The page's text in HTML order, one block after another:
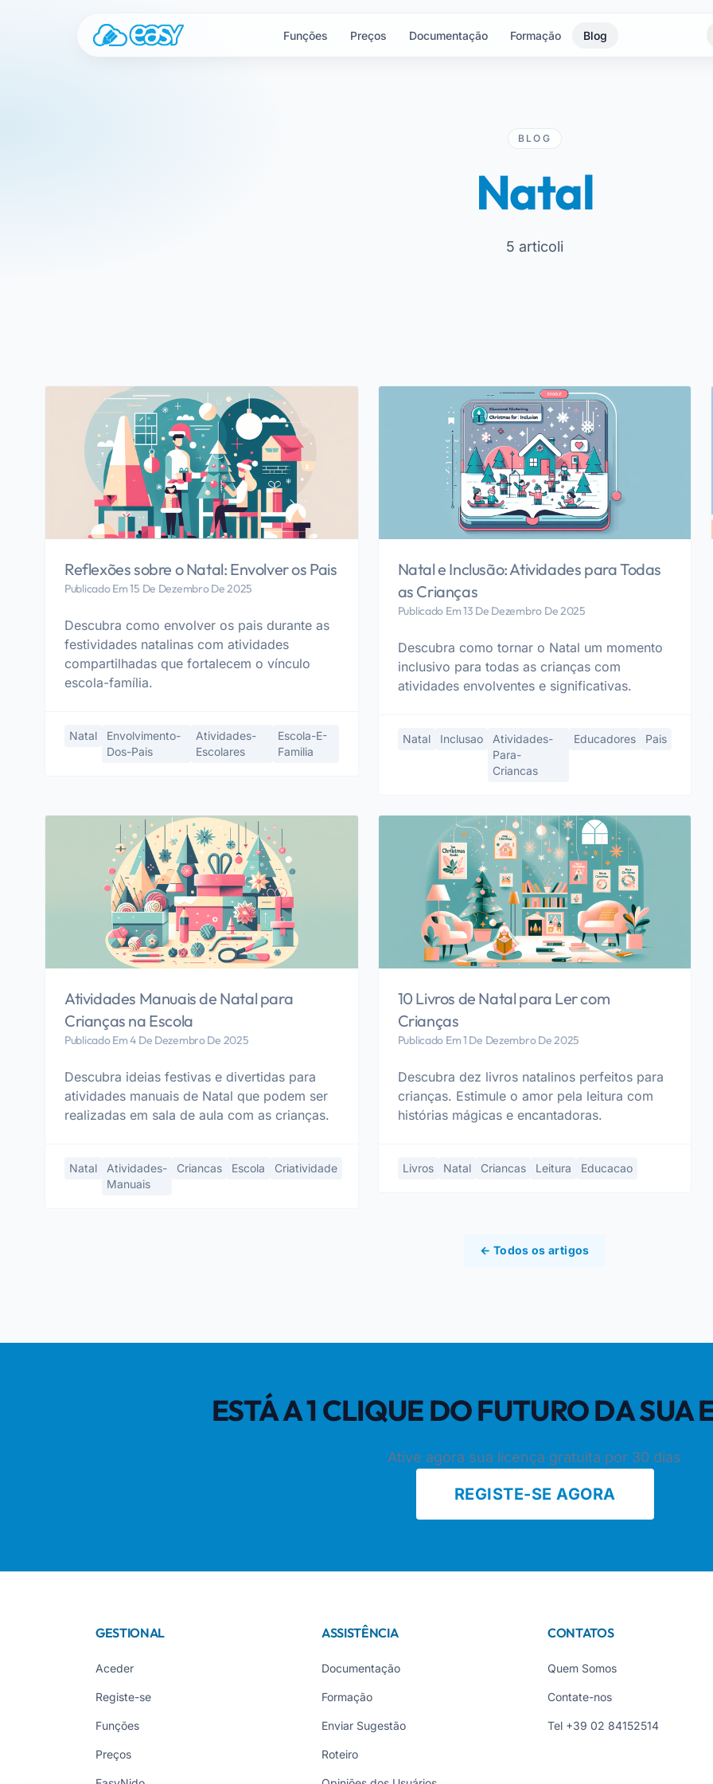
Funções Preços Documentação Formação Blog
BLOG
Natal
5 articoli
Reflexões sobre o Natal: Envolver os Pais
Publicado Em 15 De Dezembro De 2025
Descubra como envolver os pais durante as
festividades natalinas com atividades
compartilhadas que fortalecem o vínculo
escola-família.
Natal
Envolvimento-
Dos-Pais
Atividades-
Escolares
Escola-E-
Familia
Natal e Inclusão: Atividades para Todas
as Crianças
Publicado Em 13 De Dezembro De 2025
Descubra como tornar o Natal um momento
inclusivo para todas as crianças com
atividades envolventes e significativas.
Natal Inclusao
Atividades-
Para-
Criancas
Educadores Pais
Atividades Manuais de Natal para
Crianças na Escola
Publicado Em 4 De Dezembro De 2025
Descubra ideias festivas e divertidas para
atividades manuais de Natal que podem ser
realizadas em sala de aula com as crianças.
Natal
Atividades-
Manuais
Criancas Escola Criatividade
10 Livros de Natal para Ler com
Crianças
Publicado Em 1 De Dezembro De 2025
Descubra dez livros natalinos perfeitos para
crianças. Estimule o amor pela leitura com
histórias mágicas e encantadoras.
Livros Natal Criancas Leitura Educacao
← Todos os artigos
ESTÁ A 1 CLIQUE DO FUTURO DA SUA
Ative agora sua licença gratuita por 30 dias
REGISTE-SE AGORA
GESTIONAL
Aceder
Registe-se
Funções
Preços
ASSISTÊNCIA
Documentação
Formação
Enviar Sugestão
Roteiro
CONTATOS
Quem Somos
Contate-nos
Tel +39 02 84152514